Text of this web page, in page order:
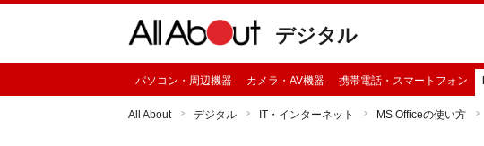
デジタル
パソコン・周辺機器 カメラ・AV機器 携帯電話・スマートフォン
All About デジタル IT・インターネット MS Officeの使い方